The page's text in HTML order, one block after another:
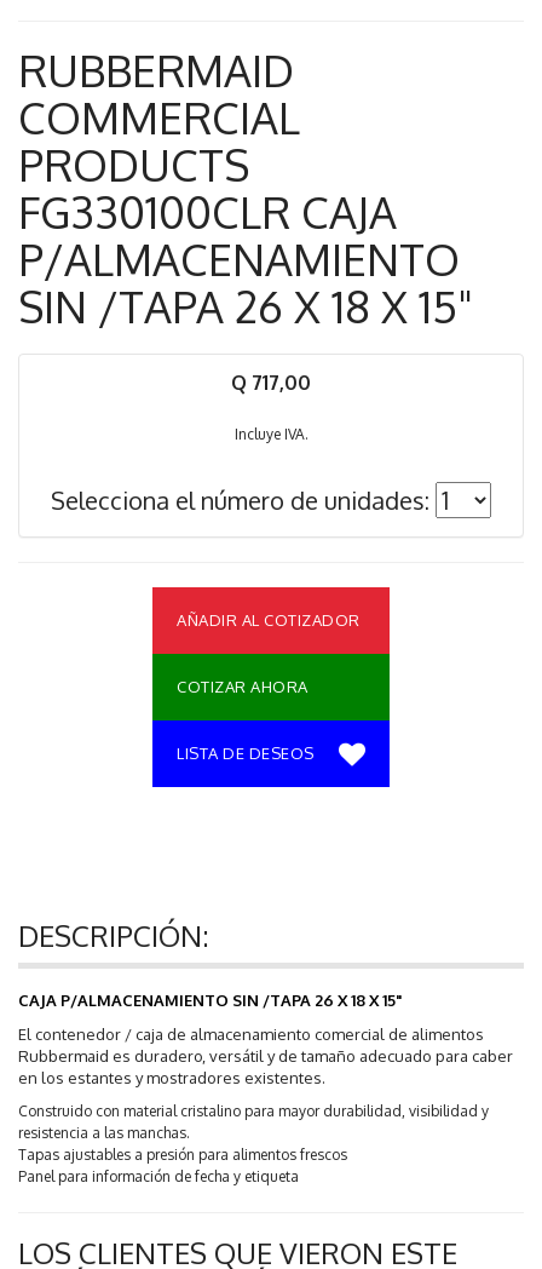
RUBBERMAID
COMMERCIAL
PRODUCTS
FG330100CLR CAJA
P/ALMACENAMIENTO
SIN /TAPA 26 X 18 X 15"
Q 717,00
Incluye IVA.
Selecciona el número de unidades:
AÑADIR AL COTIZADOR
COTIZAR AHORA
LISTA DE DESEOS
DESCRIPCIÓN:
CAJA P/ALMACENAMIENTO SIN /TAPA 26 X 18 X 15"
El contenedor / caja de almacenamiento comercial de alimentos
Rubbermaid es duradero, versátil y de tamaño adecuado para caber
en los estantes y mostradores existentes.
Construido con material cristalino para mayor durabilidad, visibilidad y
resistencia a las manchas.
Tapas ajustables a presión para alimentos frescos
Panel para información de fecha y etiqueta
LOS CLIENTES QUE VIERON ESTE